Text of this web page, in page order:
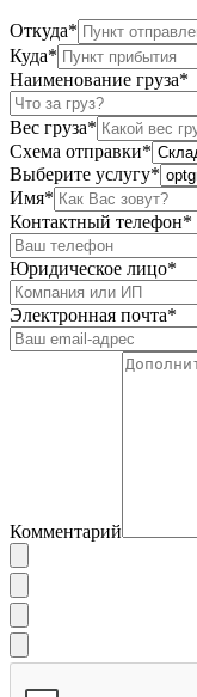
Откуда*
Куда*
Наименование груза*
Вес груза*
Схема отправки*
Выберите услугу*
Имя*
Контактный телефон*
Юридическое лицо*
Электронная почта*
Комментарий